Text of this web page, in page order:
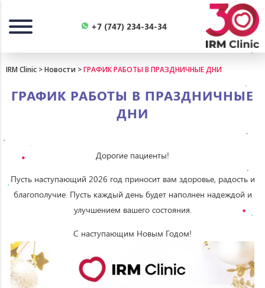
+7 (747) 234-34-34
IRM Clinic >Новости >ГРАФИК РАБОТЫ В ПРАЗДНИЧНЫЕ ДНИ
ГРАФИК РАБОТЫ В ПРАЗДНИЧНЫЕ
ДНИ
Дорогие пациенты!
Пусть наступающий 2026 год приносит вам здоровье, радость и
благополучие. Пусть каждый день будет наполнен надеждой и
улучшением вашего состояния.
С наступающим Новым Годом!